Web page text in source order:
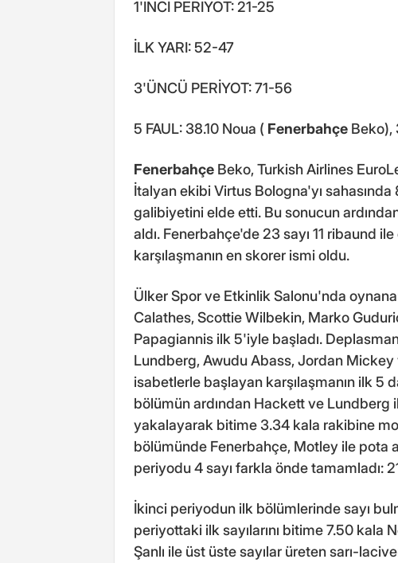
1'İNCİ PERİYOT: 21-25
İLK YARI: 52-47
3'ÜNCÜ PERİYOT: 71-56
5 FAUL: 38.10 Noua ( Fenerbahçe Beko),
Fenerbahçe Beko, Turkish Airlines
İtalyan ekibi Virtus Bologna'yı
galibiyetini elde etti. Bu sonucun
aldı. Fenerbahçe'de 23 sayı 11 ribaund
karşılaşmanın en skorer ismi oldu.
Ülker Spor ve Etkinlik Salonu'nda
Calathes, Scottie Wilbekin, Marko
Papagiannis ilk 5'iyle başladı.
Lundberg, Awudu Abass, Jordan Mickey
isabetlerle başlayan karşılaşmanın ilk 5
bölümün ardından Hackett ve
yakalayarak bitime 3.34 kala rakibine
bölümünde Fenerbahçe, Motley ile pota
periyodu 4 sayı farkla önde tamamladı:
İkinci periyodun ilk bölümlerinde sayı
periyottaki ilk sayılarını bitime 7.50 kala
Şanlı ile üst üste sayılar üreten sarı-